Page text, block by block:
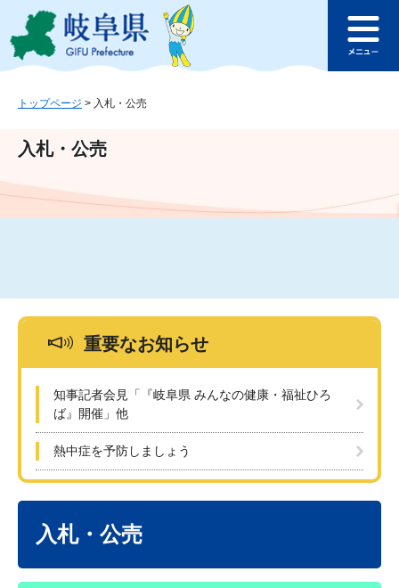
ジ
ュ
文
このページの本文へ
ュ
トップページ > 入札・公売
入札・公売
重要なお知らせ
知事記者会見「『岐阜県 みんなの健康・福祉ひろ
ば』開催」他
熱中症を予防しましょう
入札・公売